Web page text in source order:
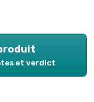
et verdict